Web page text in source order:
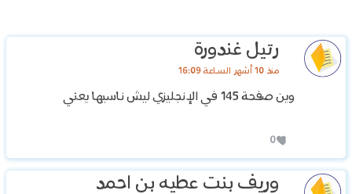
‏رتيل غندورة
منذ 10 أشهر الساعة 16:09
‏وين صفحة 145 في الإنجليزي ليش ناسيها يعني
0
وريف بنت عطيه بن احمد